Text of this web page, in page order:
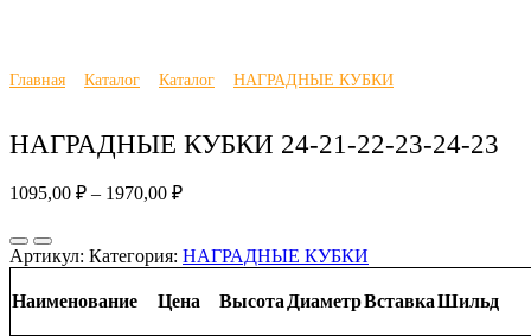
Главная Каталог Каталог НАГРАДНЫЕ КУБКИ
НАГРАДНЫЕ КУБКИ 24-21-22-23-24-23
1095,00 ₽ – 1970,00 ₽
Артикул: Категория: НАГРАДНЫЕ КУБКИ
Наименование Цена ВысотаДиаметрВставкаШильд